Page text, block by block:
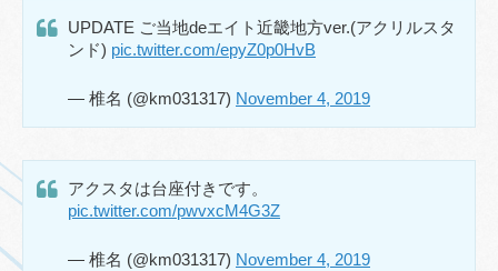
UPDATE ご当地deエイト近畿地方ver.(アクリルスタ
ンド) pic.twitter.com/epyZ0p0HvB
— 椎名 (@km031317) November 4, 2019
アクスタは台座付きです。
pic.twitter.com/pwvxcM4G3Z
— 椎名 (@km031317) November 4, 2019